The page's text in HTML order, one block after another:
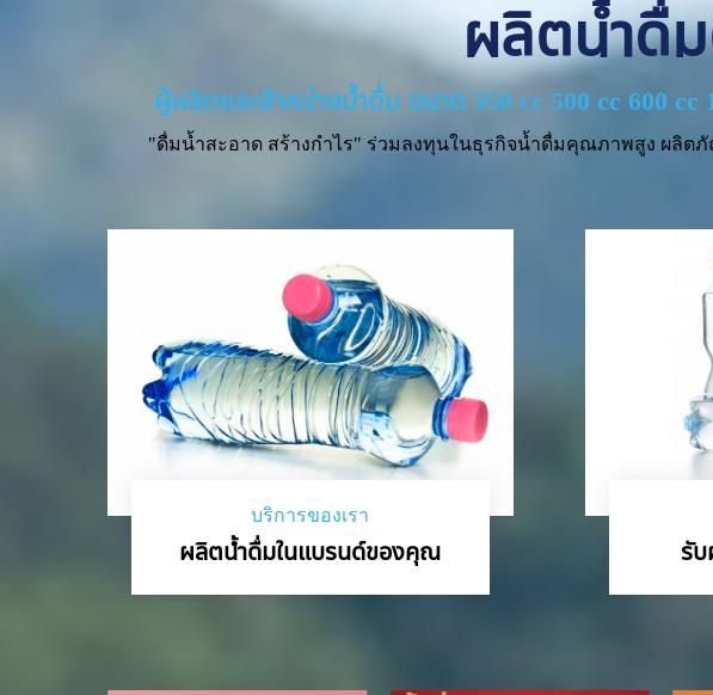
ผลิตน้ำดื่
ผู้ผลิตและจำหน่ายน้ำดื่ม ขนาด 350 cc 500 cc 600
"ดื่มน้ำสะอาด สร้างกำไร" ร่วมลงทุนในธุรกิจน้ำดื่มคุณภาพสูง ผลิต
บริการของเรา
ผลิตน้ำดื่มในแบรนด์ของคุณ รับ